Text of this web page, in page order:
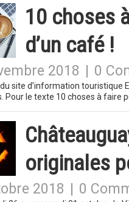
10 choses
d’un café !
2018 0
du site d’information
Pour le texte 10 choses à faire
originales
2018 0